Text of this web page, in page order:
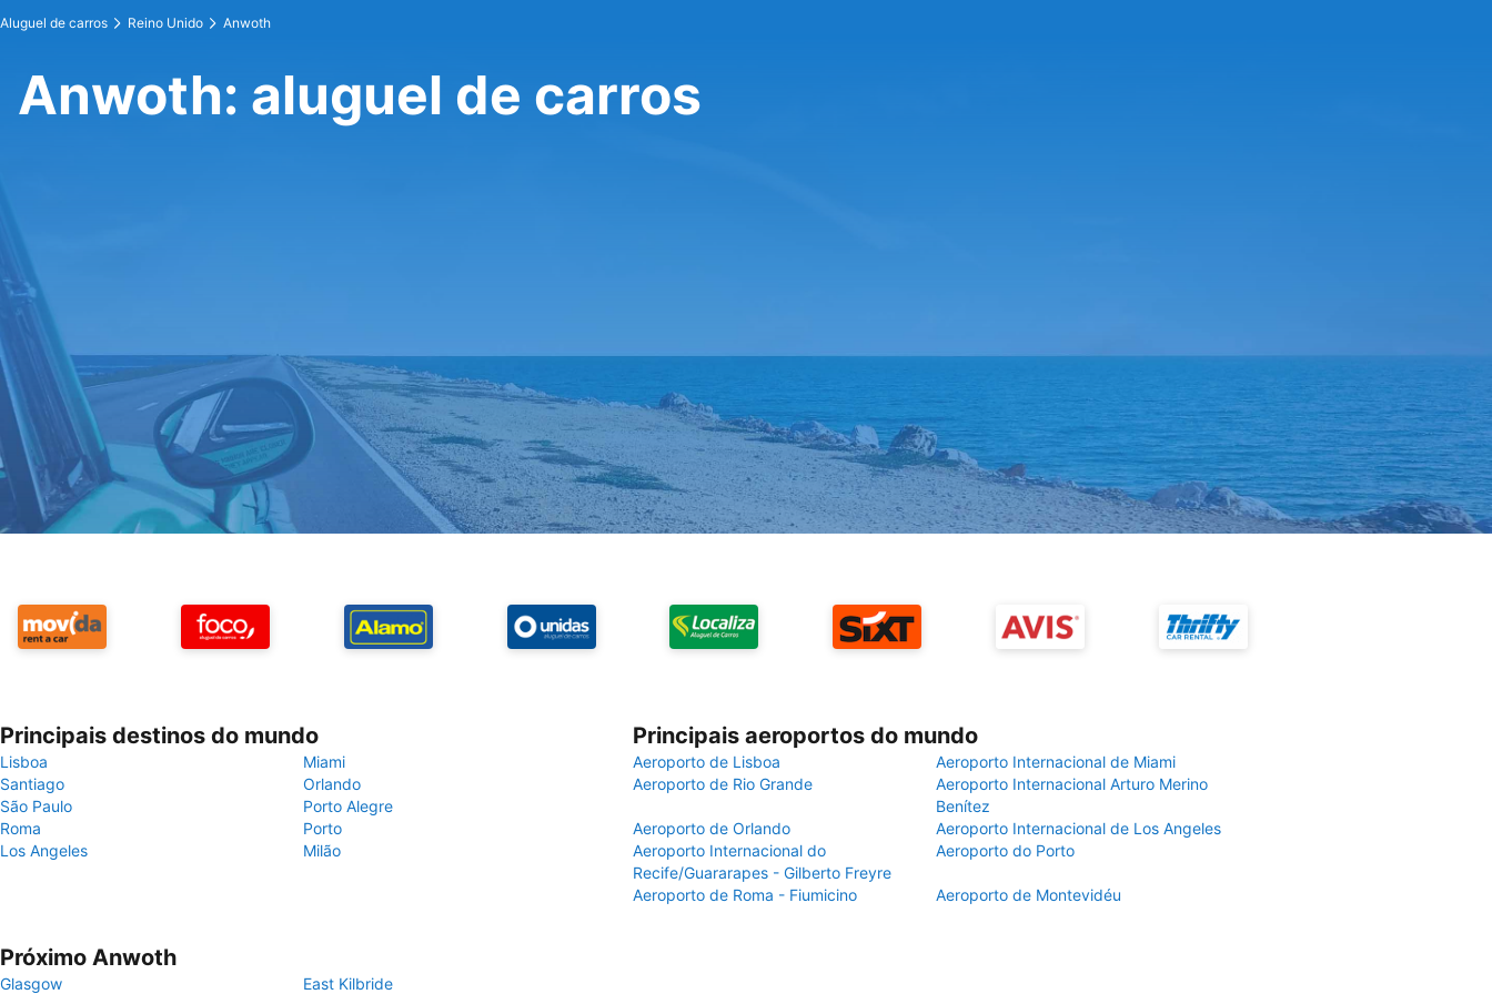
Aluguel de carros Reino Unido Anwoth
Anwoth: aluguel de carros
Principais destinos do mundo
Lisboa
Miami
Santiago
Orlando
São Paulo
Porto Alegre
Roma
Porto
Los Angeles
Milão
Principais aeroportos do mundo
Aeroporto de Lisboa
Aeroporto Internacional de Miami
Aeroporto de Rio Grande
Aeroporto Internacional Arturo Merino
Benítez
Aeroporto de Orlando
Aeroporto Internacional de Los Angeles
Aeroporto Internacional do
Recife/Guararapes - Gilberto Freyre
Aeroporto do Porto
Aeroporto de Roma - Fiumicino Aeroporto de Montevidéu
Próximo Anwoth
Glasgow East Kilbride